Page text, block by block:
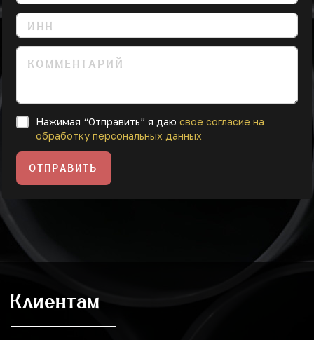
Нажимая “Отправить” я даю свое согласие на
обработку персональных данных
ОТПРАВИТЬ
Клиентам